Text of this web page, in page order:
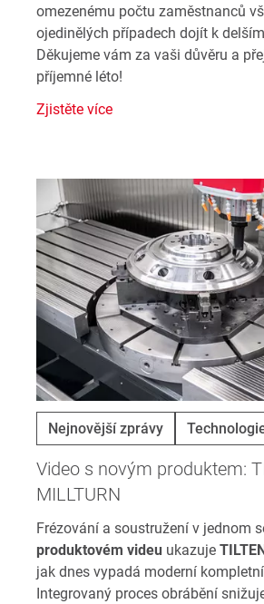
omezenému počtu zaměstnanců
ojedinělých případech dojít k
Děkujeme vám za vaši důvěru a
příjemné léto!
Zjistěte více
Nejnovější zprávy
Video s novým produktem:
MILLTURN
Frézování a soustružení v jednom
produktovém videu ukazuje
jak dnes vypadá moderní
Integrovaný proces obrábění